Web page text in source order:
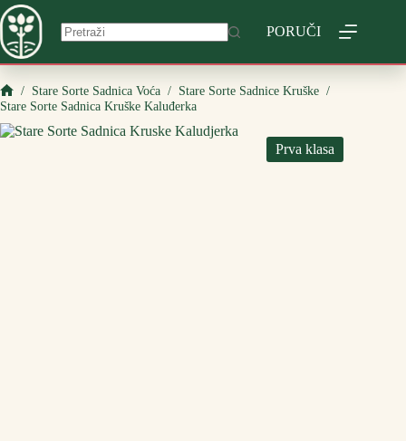
Skip
to
content
PORUČI
Početna
/ Stare Sorte Sadnica Voća / Stare Sorte Sadnice Kruške /
Stare Sorte Sadnica Kruške Kaluđerka
Prva klasa